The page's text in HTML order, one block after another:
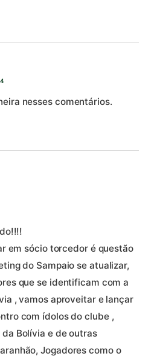
nesses comentários.
em sócio torcedor é questão
do Sampaio se atualizar,
que se identificam com a
, vamos aproveitar e lançar
com ídolos do clube ,
Bolívia e de outras
Jogadores como o